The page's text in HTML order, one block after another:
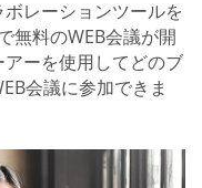
レーションツールを
無料のWEB会議が開
ーを使用してどのブ
会議に参加できま